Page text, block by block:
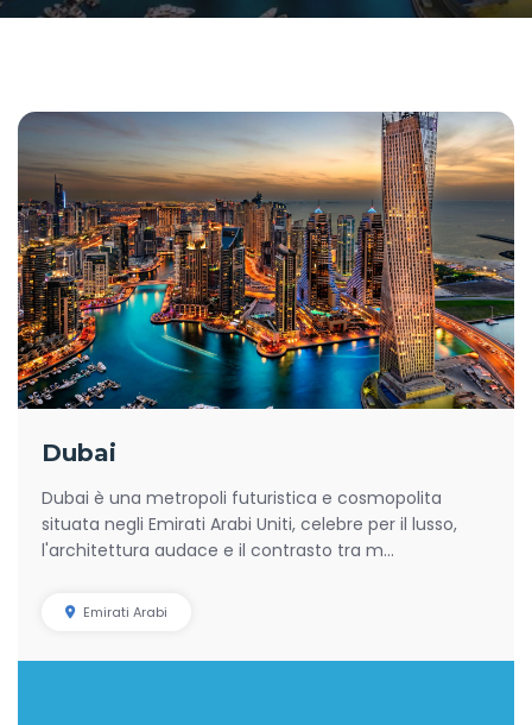
Dubai
Dubai è una metropoli futuristica e cosmopolita
situata negli Emirati Arabi Uniti, celebre per il lusso,
l'architettura audace e il contrasto tra m...
Emirati Arabi